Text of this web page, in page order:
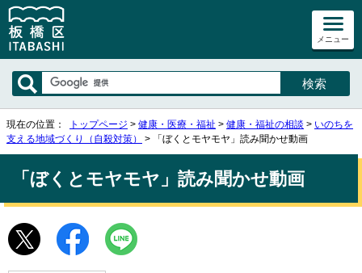
メニュー
現在の位置： トップページ > 健康・医療・福祉 > 健康・福祉の相談 > いのちを
支える地域づくり（自殺対策）
> 「ぼくとモヤモヤ」読み聞かせ動画
「ぼくとモヤモヤ」読み聞かせ動画